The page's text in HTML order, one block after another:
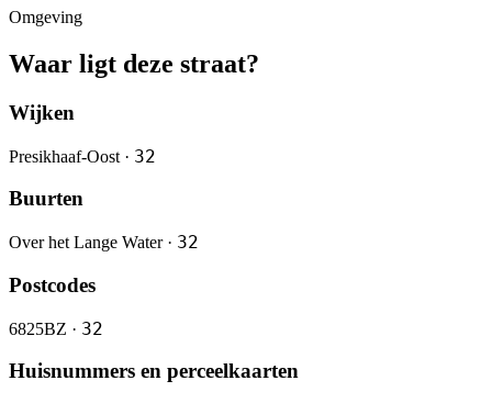
Omgeving
Waar ligt deze straat?
Wijken
Presikhaaf-Oost · 32
Buurten
Over het Lange Water · 32
Postcodes
6825BZ · 32
Huisnummers en perceelkaarten